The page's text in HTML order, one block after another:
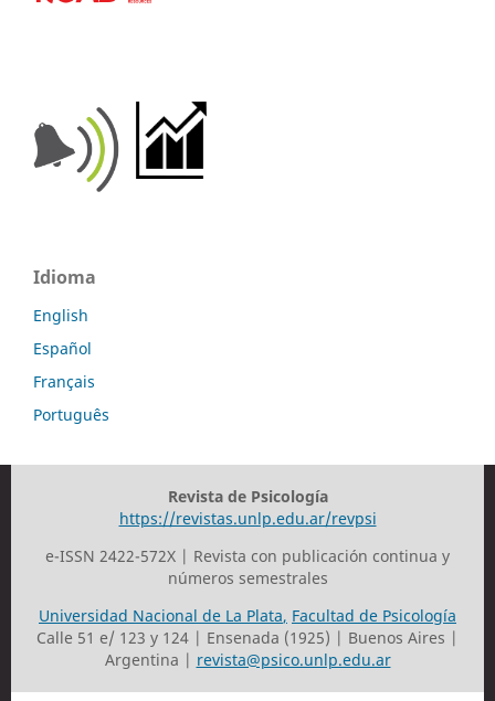
Idioma
English
Español
Français
Português
Revista de Psicología
https://revistas.unlp.edu.ar/revpsi
e-ISSN 2422-572X | Revista con publicación continua y
números semestrales
Universidad Nacional de La Plata, Facultad de Psicología
Calle 51 e/ 123 y 124 | Ensenada (1925) | Buenos Aires |
Argentina | revista@psico.unlp.edu.ar